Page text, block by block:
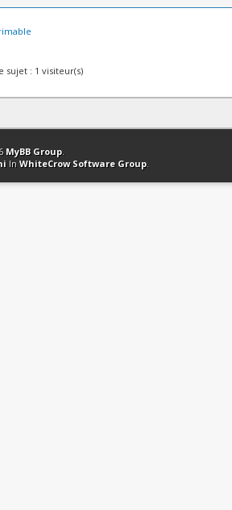
sujet : 1 visiteur(s)
Retourner en haut Version bas-débit
MyBB Group.
In WhiteCrow Software Group.